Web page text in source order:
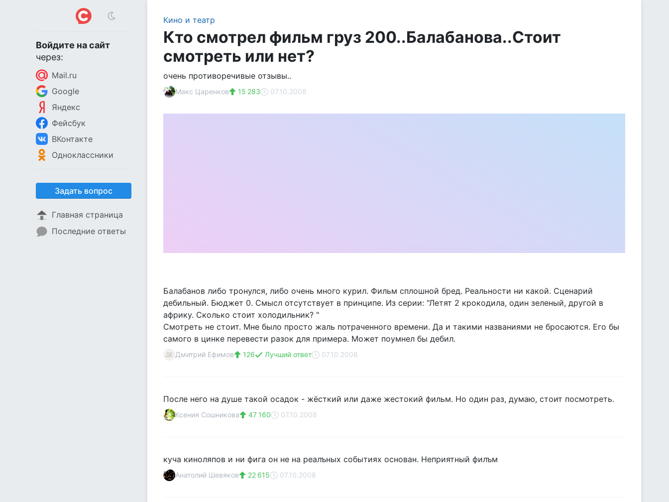
Войдите на сайт
через:
Mail.ru
Google
Яндекс
Фейсбук
ВКонтакте
Одноклассники
Задать вопрос
Главная страница
Последние ответы
Кино и театр
Кто смотрел фильм груз 200..Балабанова..Стоит
смотреть или нет?
очень противоречивые отзывы..
Макс Царенков 15 283 07.10.2008
Балабанов либо тронулся, либо очень много курил. Фильм сплошной бред. Реальности ни какой. Сценарий
дебильный. Бюджет 0. Смысл отсутствует в принципе. Из серии: "Летят 2 крокодила, один зеленый, другой в
африку. Сколько стоит холодильник? "
Смотреть не стоит. Мне было просто жаль потраченного времени. Да и такими названиями не бросаются. Его бы
самого в цинке перевести разок для примера. Может поумнел бы дебил.
ДЕ Дмитрий Ефимов 126 Лучший ответ 07.10.2008
После него на душе такой осадок - жёсткий или даже жестокий фильм. Но один раз, думаю, стоит посмотреть.
Ксения Сошникова 47 160 07.10.2008
куча киноляпов и ни фига он не на реалъных событиях основан. Неприятный филъм
Анатолий Шевяков 22 615 07.10.2008